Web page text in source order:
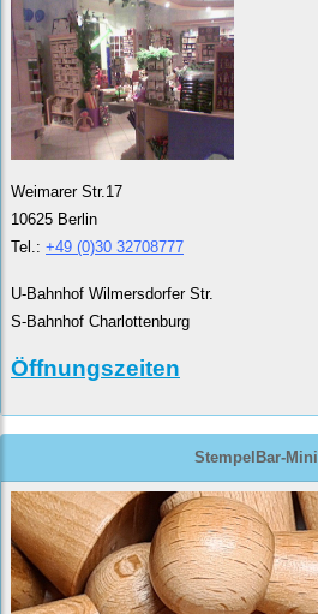
Weimarer Str.17
10625 Berlin
Tel.: +49 (0)30 32708777
U-Bahnhof Wilmersdorfer Str.
S-Bahnhof Charlottenburg
Öffnungszeiten
StempelBar-